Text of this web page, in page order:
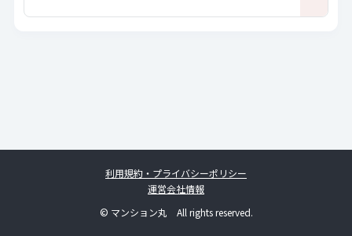
利用規約・プライバシーポリシー
運営会社情報
© マンション丸 All rights reserved.